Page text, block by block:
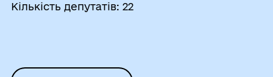
Кількість депутатів: 22